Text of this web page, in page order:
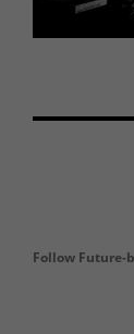
Follow Future-